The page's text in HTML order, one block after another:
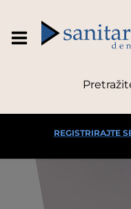
REGISTRIRAJTE